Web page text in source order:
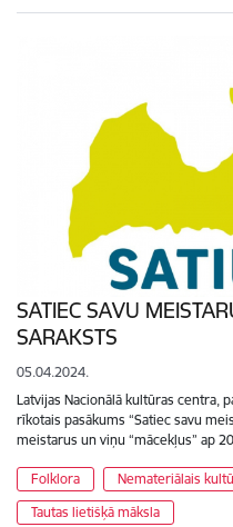
SATIEC SAVU
SARAKSTS
05.04.2024.
Latvijas Nacionālā kultūras centra,
rīkotais pasākums “Satiec savu
meistarus un viņu “mācekļus” ap
Folklora
Nemateriālais
Tautas lietišķā māksla